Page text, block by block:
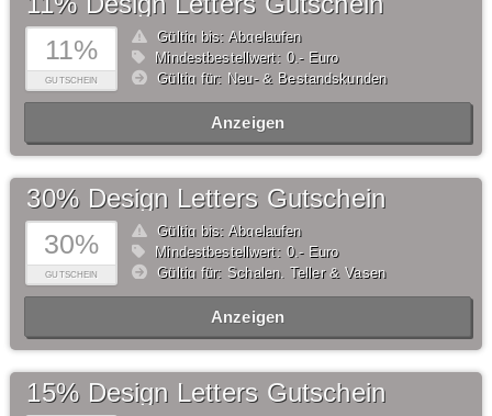
11%
GUTSCHEIN
Gültig bis: Abgelaufen
Mindestbestellwert: 0,- Euro
Gültig für: Neu- & Bestandskunden
Anzeigen
30%
GUTSCHEIN
30% Design Letters Gutschein
Gültig bis: Abgelaufen
Mindestbestellwert: 0,- Euro
Gültig für: Schalen, Teller & Vasen
Anzeigen
15% Design Letters Gutschein